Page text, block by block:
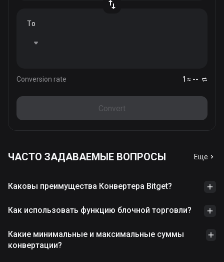
To
Conversion rate 1 ≈ --
Convert
ЧАСТО ЗАДАВАЕМЫЕ ВОПРОСЫ Еще
Каковы преимущества Конвертера Bitget?
Как использовать функцию блочной торговли?
Какие минимальные и максимальные суммы
конвертации?